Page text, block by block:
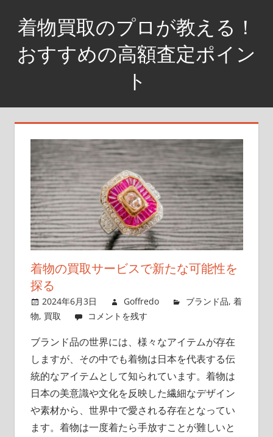
着物買取のプロが教える！
おすすめの高額査定ポイン
ト
着
物
ら、
着物の買取サービスで新たな可能性を
探る
2024年6月3日 Goffredo ブランド品,着
物, 買取 コメントを残す
ブランド品の世界には、様々なアイテムが存在
しますが、その中でも着物は日本を代表する伝
統的なアイテムとして知られています。 着物は
日本の美意識や文化を反映した繊細なデザイン
や素材から、世界中で愛される存在となってい
ます。着物は一度着たら手放すことが難しいと